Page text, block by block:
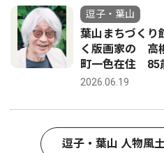
逗子・葉山
葉山まちづくり
く版画家の 高
町一色在住 85
2026.06.19
逗子・葉山 人物風